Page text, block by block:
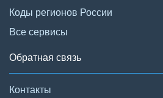
Коды регионов России
Все сервисы
Обратная связь
Контакты